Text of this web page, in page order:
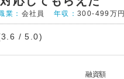
業： 会社員 年収：300-499万円
/ 5.0)